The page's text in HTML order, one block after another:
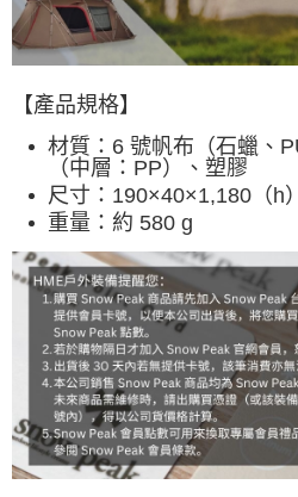
宅配
每筆NT$80，滿NT$490(含以上)免運
離島宅配
付款後門市自取
免運費
順豐貨運海外配送(運費買家自付，
【產品規格】
材質： 6 號帆布（石蠟、
（中層：PP）、塑膠
尺寸： 190×40×1,180（h
重量： 約 580 g